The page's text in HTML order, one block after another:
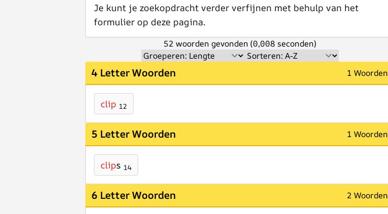
Je kunt je zoekopdracht verder verfijnen met behulp van het
formulier op deze pagina.
52 woorden gevonden (0,008 seconden)
4 Letter Woorden 1 Woorden
clip 12
5 Letter Woorden 1 Woorden
clips 14
6 Letter Woorden 2 Woorden